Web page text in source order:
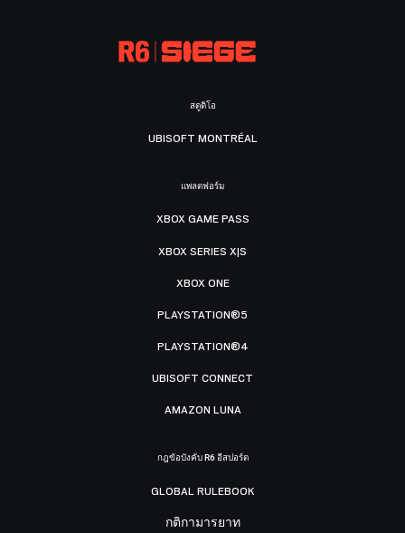
สตูดิโอ
UBISOFT MONTRÉAL
แพลตฟอร์ม
XBOX GAME PASS
XBOX SERIES X|S
XBOX ONE
PLAYSTATION®5
PLAYSTATION®4
UBISOFT CONNECT
AMAZON LUNA
กฎข้อบังคับ R6 อีสปอร์ต
GLOBAL RULEBOOK
กติกามารยาท